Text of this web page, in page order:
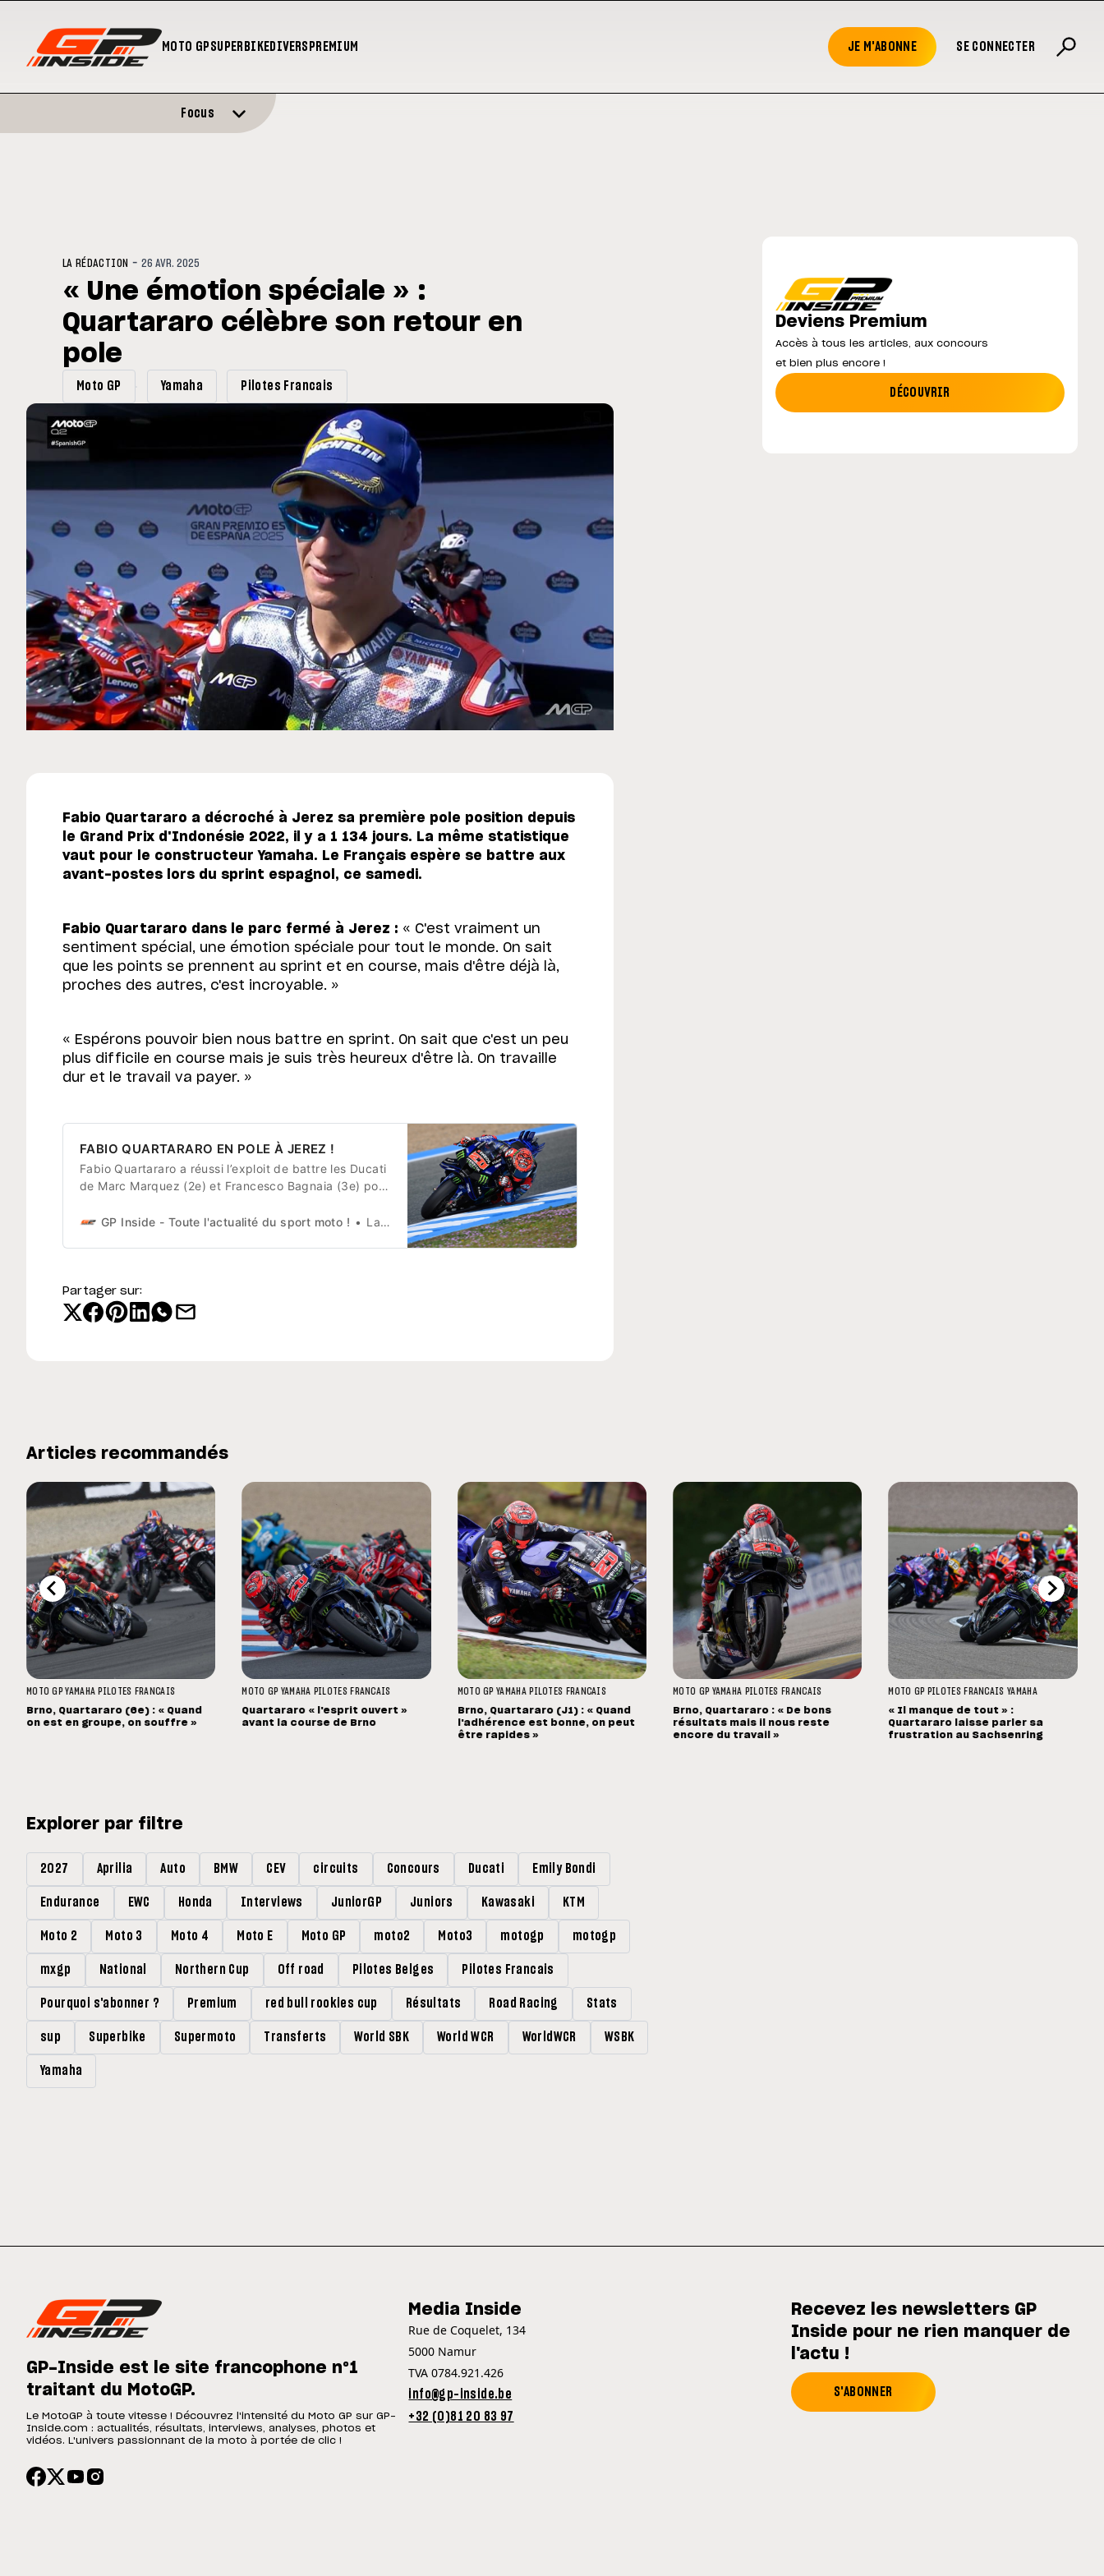
MOTO GPSUPERBIKEDIVERS PREMIUM JE M'ABONNE SE CONNECTER
club spécial dans
MOTO GP
Silverstone : Horaires et Programme du GP de
Zarco évite l'opération et vise un retour en
MotoGP : les cinq constructeurs signent un
Focus
LA RÉDACTION -26 AVR. 2025
« Une émotion spéciale » :
Quartararo célèbre son retour en
pole
Moto GP Yamaha Pilotes Francais
Fabio Quartararo a décroché à Jerez sa première pole position depuis
le Grand Prix d'Indonésie 2022, il y a 1 134 jours. La même statistique
vaut pour le constructeur Yamaha. Le Français espère se battre aux
avant-postes lors du sprint espagnol, ce samedi.
Fabio Quartararo dans le parc fermé à Jerez : « C'est vraiment un
sentiment spécial, une émotion spéciale pour tout le monde. On sait
que les points se prennent au sprint et en course, mais d'être déjà là,
proches des autres, c'est incroyable. »
« Espérons pouvoir bien nous battre en sprint. On sait que c'est un peu
plus difficile en course mais je suis très heureux d'être là. On travaille
dur et le travail va payer. »
FABIO QUARTARARO EN POLE À JEREZ !
Fabio Quartararo a réussi l’exploit de battre les Ducati
de Marc Marquez (2e) et Francesco Bagnaia (3e) pour
Jerez. Une première pour Yamaha depuis 1 134 jours.
GP Inside - Toute l'actualité du sport moto ! La Rédaction
Partager sur:
Deviens Premium
Accès à tous les articles, aux concours
et bien plus encore !
DÉCOUVRIR
Articles recommandés
MOTO GP YAMAHA PILOTES FRANCAIS
Brno, Quartararo (6e) : « Quand
on est en groupe, on souffre »
MOTO GP YAMAHA PILOTES FRANCAIS
Quartararo « l'esprit ouvert »
avant la course de Brno
MOTO GP YAMAHA PILOTES FRANCAIS
Brno, Quartararo (J1) : « Quand
l'adhérence est bonne, on peut
être rapides »
MOTO GP YAMAHA PILOTES FRANCAIS
Brno, Quartararo : « De bons
résultats mais il nous reste
encore du travail »
MOTO GP PILOTES FRANCAIS YAMAHA
« Il manque de tout » :
Quartararo laisse parler sa
frustration au Sachsenring
Explorer par filtre
2027 Aprilia Auto BMW CEV circuits Concours Ducati Emily Bondi
Endurance EWC Honda Interviews JuniorGP Juniors Kawasaki KTM
Moto 2 Moto 3 Moto 4 Moto E Moto GP moto2 Moto3 motogp motogp
mxgp National Northern Cup Off road Pilotes Belges Pilotes Francais
Pourquoi s'abonner ? Premium red bull rookies cup Résultats Road Racing Stats
sup Superbike Supermoto Transferts World SBK World WCR WorldWCR WSBK
Yamaha
GP-Inside est le site francophone n°1
traitant du MotoGP.
Le MotoGP à toute vitesse ! Découvrez l'intensité du Moto GP sur GP-
Inside.com : actualités, résultats, interviews, analyses, photos et
vidéos. L'univers passionnant de la moto à portée de clic !
Media Inside
Rue de Coquelet, 134
5000 Namur
TVA 0784.921.426
info@gp-inside.be
+32 (0)81 20 83 97
Recevez les newsletters GP
Inside pour ne rien manquer de
l'actu !
S'ABONNER